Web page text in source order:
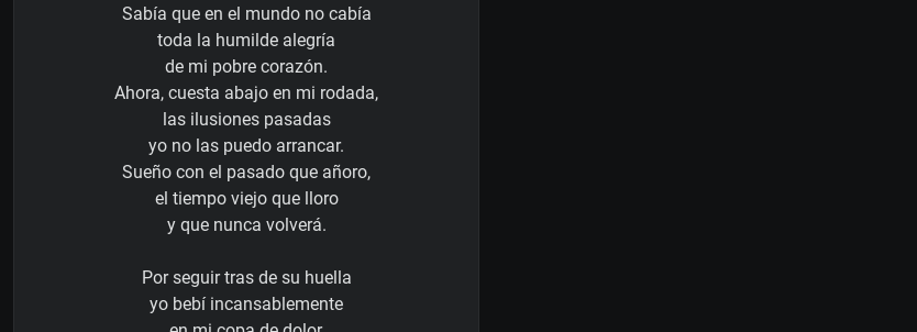
Sabía que en el mundo no cabía
toda la humilde alegría
de mi pobre corazón.
Ahora, cuesta abajo en mi rodada,
las ilusiones pasadas
yo no las puedo arrancar.
Sueño con el pasado que añoro,
el tiempo viejo que lloro
y que nunca volverá.
Por seguir tras de su huella
yo bebí incansablemente